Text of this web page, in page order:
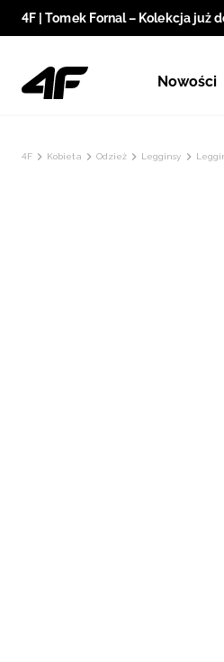
4F | Tomek Fornal – Kolekcja już
Nowości
4F Kobieta Odzież Legginsy